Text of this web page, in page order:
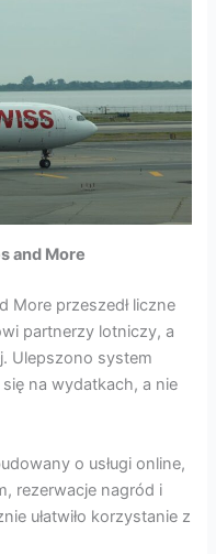
and More
More przeszedł liczne
partnerzy lotniczy, a
Ulepszono system
na wydatkach, a nie
o usługi online,
rezerwacje nagród i
ułatwiło korzystanie z